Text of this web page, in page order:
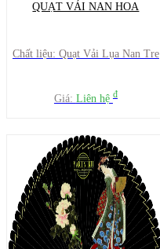
QUẠT VẢI NAN HOA
Chất liệu: Quạt Vải Lụa Nan Tre
Giá: Liên hệ đ